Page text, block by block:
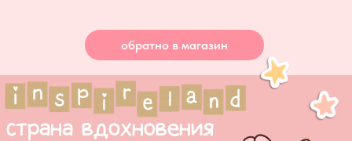
обратно в магазин
hello@inspireland.ru
контакты:
публичная оферта
условия возврата
ИП Лаптева Алиса Алексеевна
ИНН 165503845808
ОГРНИП: 325169000182371